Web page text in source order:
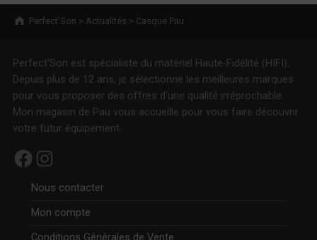
Breadcrumbs navigation
Perfect’Son > Actualités > Casque Pau
Perfect'Son est spécialiste du matériel Haute-Fidélité (HIFI).
Depuis plus de 12 ans, je sélectionne les meilleures marques
pour vous proposer des offres d'une qualité irréprochable.
Mon magasin de Pau vous accueille pour vous faire découvrir
votre futur équipement.
Facebook Instagram
Nous contacter
Mon compte
Conditions Générales de Vente